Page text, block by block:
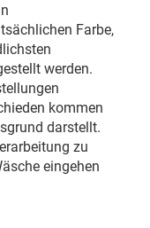
Farbe,
werden.
kommen
darstellt.
zu
eingehen